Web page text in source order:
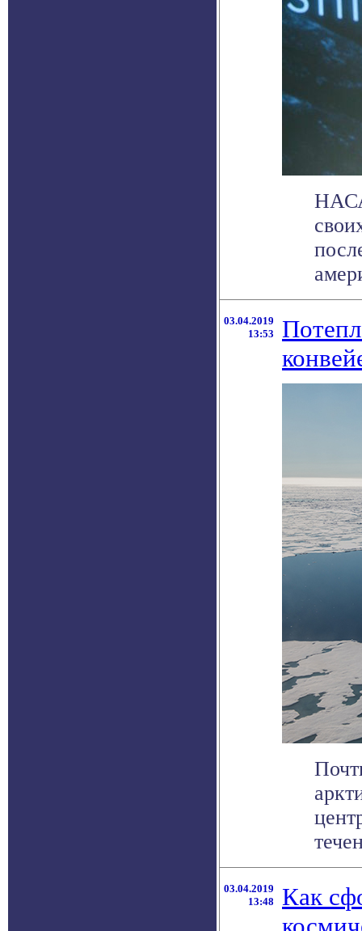
03.04.2019
13:53
03.04.2019
13:48
Как